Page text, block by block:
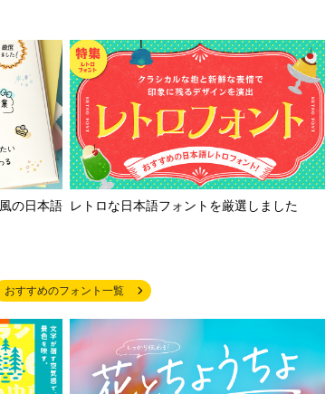
の日本語
レトロな日本語フォントを厳選しました
おすすめのフォント一覧